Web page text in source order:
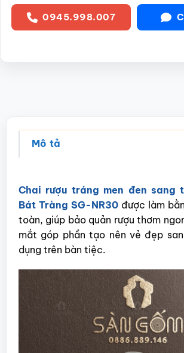
0945.998.007
Mô tả
Chai rượu tráng men đen sang
Bát Tràng SG-NR30được làm
toàn, giúp bảo quản rượu thơm
mắt góp phần tạo nên vẻ đẹp
dụng trên bàn tiệc.